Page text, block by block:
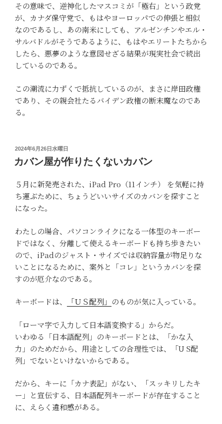
その意味で、逆神化したマスコミが「極右」という政党
が、カナダ保守党で、もはやヨーロッパでの伸張と相似
なのであるし、あの南米にしても、アルゼンチンやエル・
サルバドルがそうであるように、もはやエリートたちから
したら、悪夢のような意図せざる結果が現実社会で続出
しているのである。
この潮流に力ずくで抵抗しているのが、まさに岸田政権
であり、その親会社たるバイデン政権の断末魔なのであ
る。
投
稿
日:
2024年6月26日水曜日
カバン屋が作りたくないカバン
５月に新発売された、iPad Pro（11インチ） を気軽に持
ち運ぶために、ちょうどいいサイズのカバンを探すこと
になった。
わたしの場合、パソコンライクになる一体型のキーボー
ドではなく、分離して使えるキーボードも持ち歩きたい
ので、iPadのジャスト・サイズでは収納容量が物足りな
いことになるために、案外と「コレ」というカバンを探
すのが厄介なのである。
キーボードは、 「ＵＳ配列」 のものが気に入っている。
「ローマ字で入力して日本語変換する」からだ。
いわゆる「日本語配列」のキーボードとは、「かな入
力」のためだから、用途としての合理性では、「U S配
列」でないといけないからである。
だから、キーに「カナ表記」がない、「スッキリしたキ
ー」と宣伝する、日本語配列キーボードが存在すること
に、えらく違和感がある。